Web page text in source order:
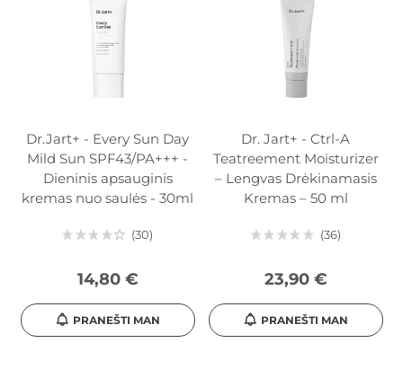
Dr.Jart+ - Every Sun Day
Mild Sun SPF43/PA+++ -
Dieninis apsauginis
kremas nuo saulės - 30ml
30
14,80 €
PRANEŠTI MAN
Dr. Jart+ - Ctrl-A
Teatreement Moisturizer
– Lengvas Drėkinamasis
Kremas – 50 ml
36
23,90 €
PRANEŠTI MAN